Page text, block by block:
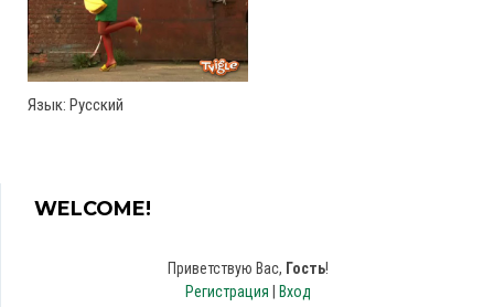
Язык: Русский
WELCOME!
Приветствую Вас, Гость!
Регистрация
Вход